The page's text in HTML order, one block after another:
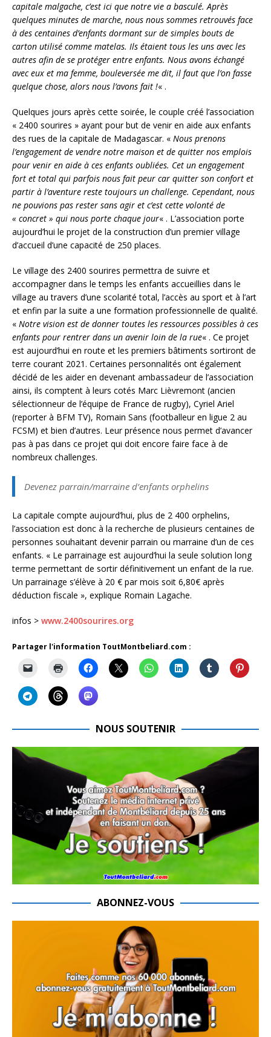
capitale malgache, c’est ici que notre vie a basculé. Après
quelques minutes de marche, nous nous sommes retrouvés face
à des centaines d’enfants dormant sur de simples bouts de
carton utilisé comme matelas. Ils étaient tous les uns avec les
autres afin de se protéger entre enfants. Nous avons échangé
avec eux et ma femme, bouleversée me dit, il faut que l’on fasse
quelque chose, alors nous l’avons fait !« .
Quelques jours après cette soirée, le couple créé l’association
« 2400 sourires » ayant pour but de venir en aide aux enfants
des rues de la capitale de Madagascar. « Nous prenons
l’engagement de vendre notre maison et de quitter nos emplois
pour venir en aide à ces enfants oubliées. Cet un engagement
fort et total qui parfois nous fait peur car quitter son confort et
partir à l’aventure reste toujours un challenge. Cependant, nous
ne pouvions pas rester sans agir et c’est cette volonté de
« concret » qui nous porte chaque jour« . L’association porte
aujourd’hui le projet de la construction d’un premier village
d’accueil d’une capacité de 250 places.
Le village des 2400 sourires permettra de suivre et
accompagner dans le temps les enfants accueillies dans le
village au travers d’une scolarité total, l’accès au sport et à l’art
et enfin par la suite a une formation professionnelle de qualité.
« Notre vision est de donner toutes les ressources possibles à ces
enfants pour rentrer dans un avenir loin de la rue« . Ce projet
est aujourd’hui en route et les premiers bâtiments sortiront de
terre courant 2021. Certaines personnalités ont également
décidé de les aider en devenant ambassadeur de l’association
ainsi, ils comptent à leurs cotés Marc Lièvremont (ancien
sélectionneur de l’équipe de France de rugby), Cyriel Ariel
(reporter à BFM TV), Romain Sans (footballeur en ligue 2 au
FCSM) et bien d’autres. Leur présence nous permet d’avancer
pas à pas dans ce projet qui doit encore faire face à de
nombreux challenges.
Devenez parrain/marraine d’enfants orphelins
La capitale compte aujourd’hui, plus de 2 400 orphelins,
l’association est donc à la recherche de plusieurs centaines de
personnes souhaitant devenir parrain ou marraine d’un de ces
enfants. « Le parrainage est aujourd’hui la seule solution long
terme permettant de sortir définitivement un enfant de la rue.
Un parrainage s’élève à 20 € par mois soit 6,80€ après
déduction fiscale », explique Romain Lagache.
infos > www.2400sourires.org
Partager l'information ToutMontbeliard.com :
NOUS SOUTENIR
ABONNEZ-VOUS